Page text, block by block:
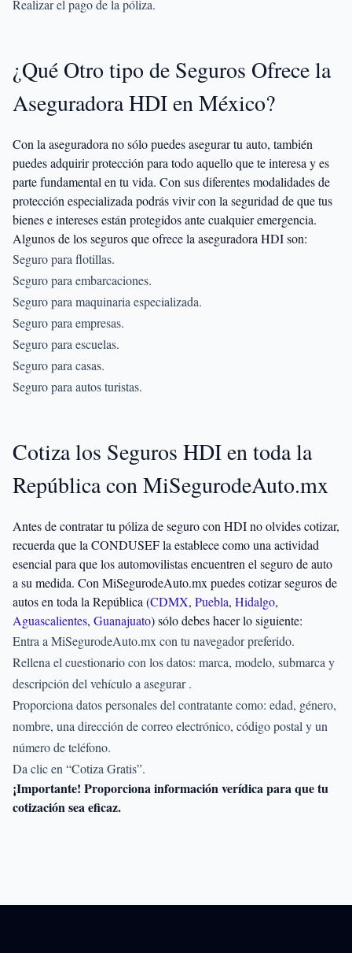
Realizar el pago de la póliza.
¿Qué Otro tipo de Seguros Ofrece la
Aseguradora HDI en México?
Con la aseguradora no sólo puedes asegurar tu auto, también
puedes adquirir protección para todo aquello que te interesa y es
parte fundamental en tu vida. Con sus diferentes modalidades de
protección especializada podrás vivir con la seguridad de que tus
bienes e intereses están protegidos ante cualquier emergencia.
Algunos de los seguros que ofrece la aseguradora HDI son:
Seguro para flotillas.
Seguro para embarcaciones.
Seguro para maquinaria especializada.
Seguro para empresas.
Seguro para escuelas.
Seguro para casas.
Seguro para autos turistas.
Cotiza los Seguros HDI en toda la
República con MiSegurodeAuto.mx
Antes de contratar tu póliza de seguro con HDI no olvides cotizar,
recuerda que la CONDUSEF la establece como una actividad
esencial para que los automovilistas encuentren el seguro de auto
a su medida. Con MiSegurodeAuto.mx puedes cotizar seguros de
autos en toda la República (CDMX, Puebla, Hidalgo,
Aguascalientes, Guanajuato) sólo debes hacer lo siguiente:
Entra a MiSegurodeAuto.mx con tu navegador preferido.
Rellena el cuestionario con los datos: marca, modelo, submarca y
descripción del vehículo a asegurar .
Proporciona datos personales del contratante como: edad, género,
nombre, una dirección de correo electrónico, código postal y un
número de teléfono.
Da clic en “Cotiza Gratis”.
¡Importante! Proporciona información verídica para que tu
cotización sea eficaz.